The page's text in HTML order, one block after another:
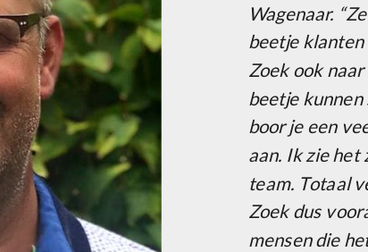
Wagenaar.
beetje
Zoek ook
beetje
boor je een
aan. Ik zie het
team. Totaal
Zoek dus
mensen die